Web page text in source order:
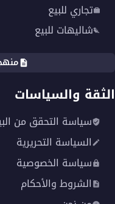
تجاري للبيع
شاليهات للبيع
الثقة والسياسات
سياسة التحقق من
السياسة التحريرية
سياسة الخصوصية
الشروط والأحكام